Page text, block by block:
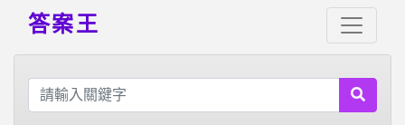
答案王